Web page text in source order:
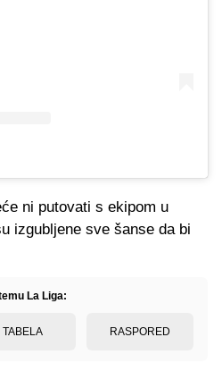
ni putovati s ekipom u
izgubljene sve šanse da bi
La Liga:
TABELA RASPORED